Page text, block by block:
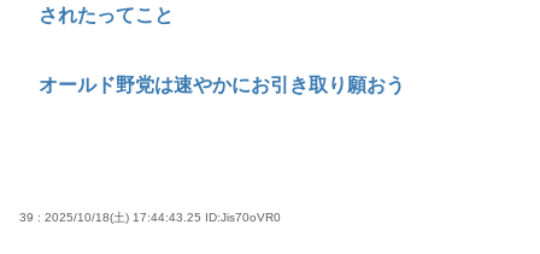
されたってこと
オールド野党は速やかにお引き取り願おう
39 : 2025/10/18(土) 17:44:43.25 ID:Jis70oVR0